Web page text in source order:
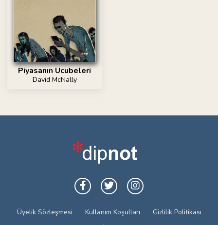
Piyasanın Ucubeleri
David McNally
Üyelik Sözleşmesi Kullanım Koşulları
Gizlilik Politikası